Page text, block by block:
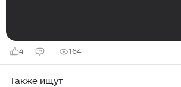
4 164
Также ищут